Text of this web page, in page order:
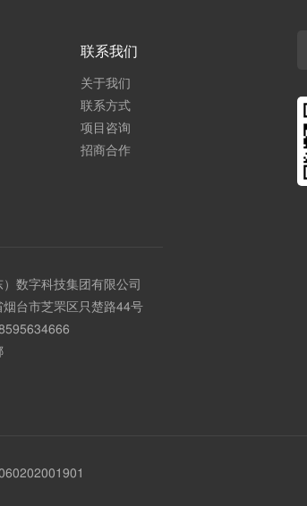
联系我们
关于我们
联系方式
项目咨询
招商合作
数字科技集团有限公司
烟台市芝罘区只楚路44号